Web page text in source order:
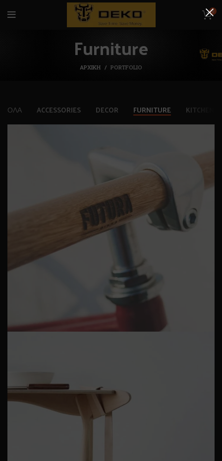
0
Furniture
ΑΡΧΙΚΉ PORTFOLIO
ΌΛΑ ACCESSORIES DECOR FURNITURE KITCHEN